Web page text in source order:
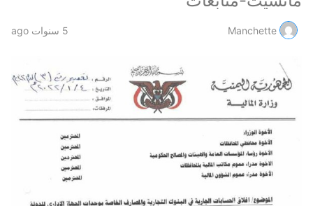
Manchette 5 سنوات ago